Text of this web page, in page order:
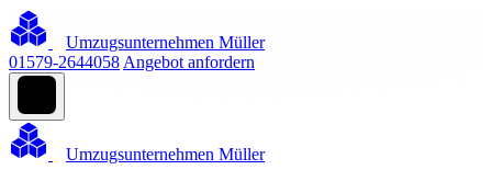
Umzugsunternehmen Müller
01579-2644058 Angebot anfordern
Umzugsunternehmen Müller